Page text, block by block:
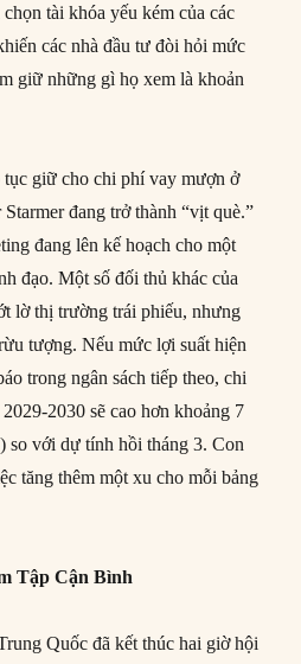
tài khóa yếu kém của các
các nhà đầu tư đòi hỏi mức
giữ những gì họ xem là khoản
giữ cho chi phí vay mượn ở
đang trở thành “vịt què.”
đang lên kế hoạch cho một
đạo. Một số đối thủ khác của
lờ thị trường trái phiếu, nhưng
tượng. Nếu mức lợi suất hiện
trong ngân sách tiếp theo, chi
2030 sẽ cao hơn khoảng 7
so với dự tính hồi tháng 3. Con
tăng thêm một xu cho mỗi bảng
Tập Cận Bình
Quốc đã kết thúc hai giờ hội